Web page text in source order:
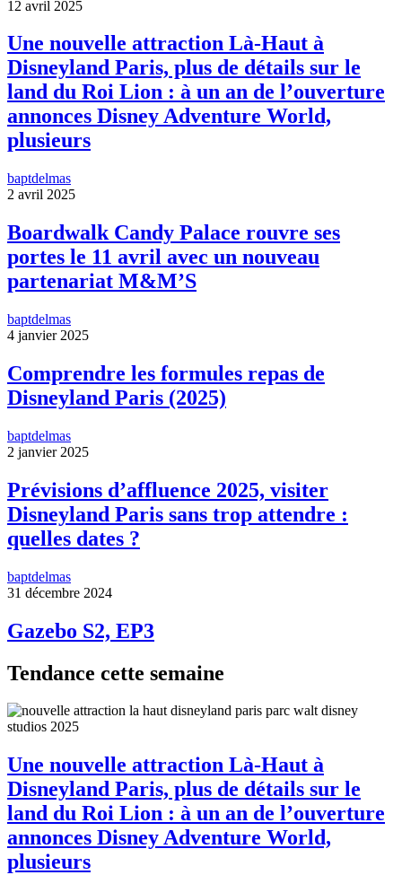
12 avril 2025
Une nouvelle attraction Là-Haut à
Disneyland Paris, plus de détails sur le
land du Roi Lion : à un an de l’ouverture
annonces Disney Adventure World,
plusieurs
baptdelmas
2 avril 2025
Boardwalk Candy Palace rouvre ses
portes le 11 avril avec un nouveau
partenariat M&M’S
baptdelmas
4 janvier 2025
Comprendre les formules repas de
Disneyland Paris (2025)
baptdelmas
2 janvier 2025
Prévisions d’affluence 2025, visiter
Disneyland Paris sans trop attendre :
quelles dates ?
baptdelmas
31 décembre 2024
Gazebo S2, EP3
Tendance cette semaine
Une nouvelle attraction Là-Haut à
Disneyland Paris, plus de détails sur le
land du Roi Lion : à un an de l’ouverture
annonces Disney Adventure World,
plusieurs